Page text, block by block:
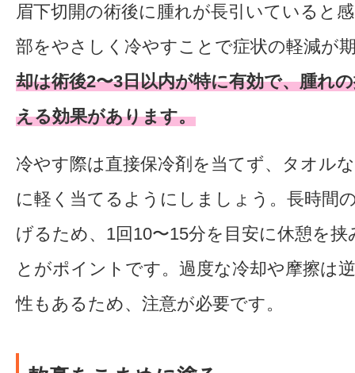
眉下切開の術後に腫れが長引いていると
部をやさしく冷やすことで症状の軽減が
却は術後2〜3日以内が特に有効で、腫れ
える効果があります。
冷やす際は直接保冷剤を当てず、タオル
に軽く当てるようにしましょう。長時間
げるため、1回10〜15分を目安に休憩を
とがポイントです。過度な冷却や摩擦は
性もあるため、注意が必要です。